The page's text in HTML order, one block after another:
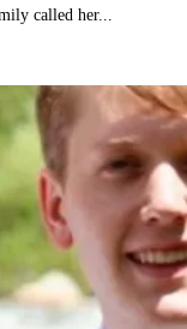
called her...